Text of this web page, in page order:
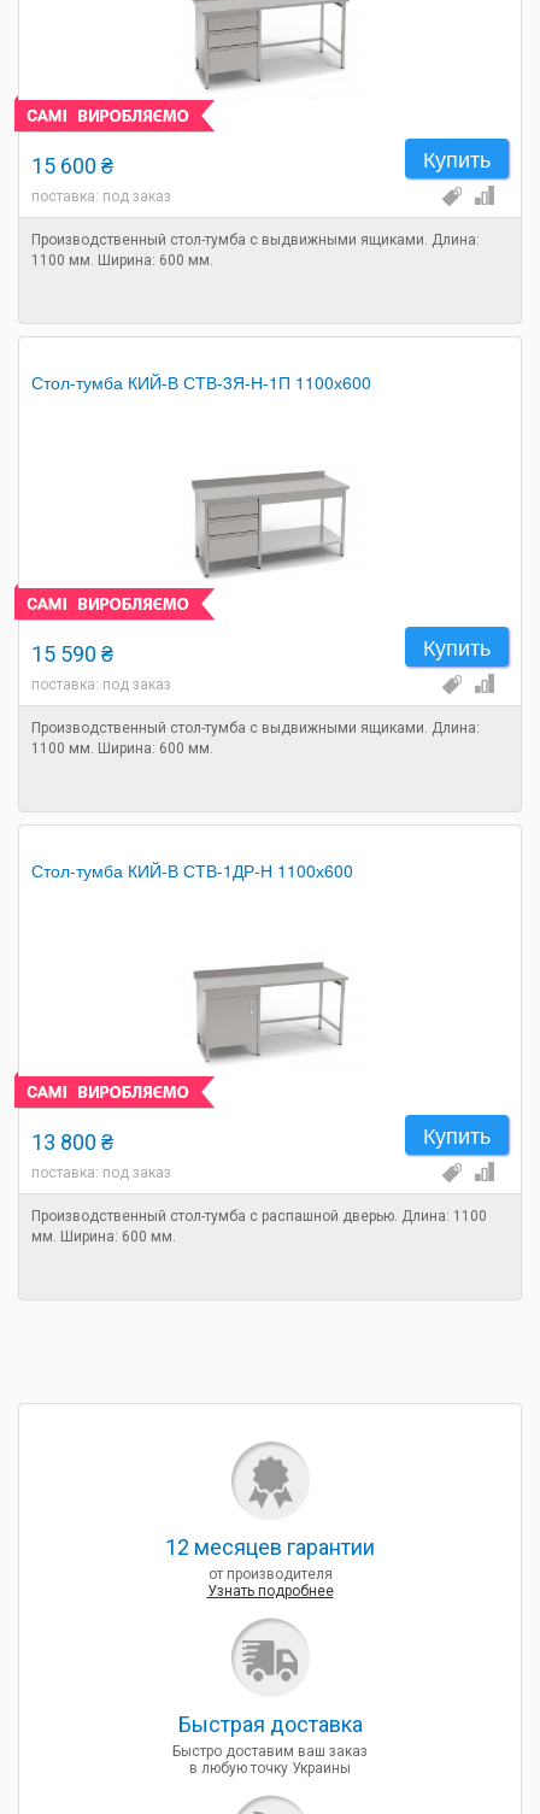
Купить
15 600 ₴
поставка: под заказ
Производственный стол-тумба с выдвижными ящиками. Длина:
1100 мм. Ширина: 600 мм.
Стол-тумба КИЙ-В СТВ-3Я-Н-1П 1100х600
Купить
15 590 ₴
поставка: под заказ
Производственный стол-тумба с выдвижными ящиками. Длина:
1100 мм. Ширина: 600 мм.
Стол-тумба КИЙ-В СТВ-1ДР-Н 1100х600
Купить
13 800 ₴
поставка: под заказ
Производственный стол-тумба с распашной дверью. Длина: 1100
мм. Ширина: 600 мм.
12 месяцев гарантии
от производителя
Узнать подробнее
Быcтрая доставка
Быстро доставим ваш заказ
в любую точку Украины